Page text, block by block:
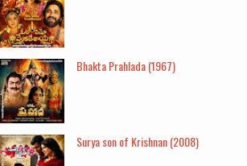
Bhakta Prahlada (1967)
Surya son of Krishnan (2008)